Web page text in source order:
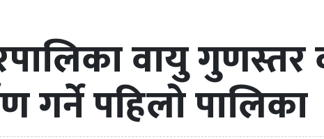
वायु गुणस्तर
गर्ने पहिलो पालिका